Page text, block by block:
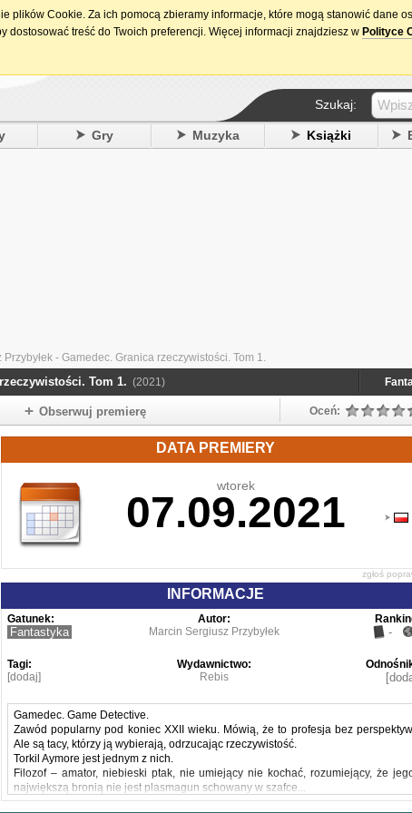
15. urodziny DataPremiery.pl
Szukaj:
Gry Muzyka Książki
Przybyłek - Gamedec. Granica rzeczywistości. Tom 1.
Tom 1. (2021)
Obserwuj premierę Oceń:
DATA PREMIERY
wtorek
07.09.2021
zgłoś
INFORMACJE
Gatunek:
Fantastyka
Autor:
Marcin Sergiusz Przybyłek
-
Tagi:
[dodaj]
Wydawnictwo:
Rebis
Gamedec. Game Detective.
Zawód popularny pod koniec XXII wieku. Mówią, że to profesja bez
Ale są tacy, którzy ją wybierają, odrzucając rzeczywistość.
Torkil Aymore jest jednym z nich.
Filozof – amator, niebieski ptak, nie umiejący nie kochać, rozumiejący, że
największą bronią nie jest plasmagun schowany w szafce...
Ale mózg.
plików Cookie. Za ich pomocą zbieramy informacje, które mogą stanowić dane
dostosować treść do Twoich preferencji. Więcej informacji znajdziesz w Polityce